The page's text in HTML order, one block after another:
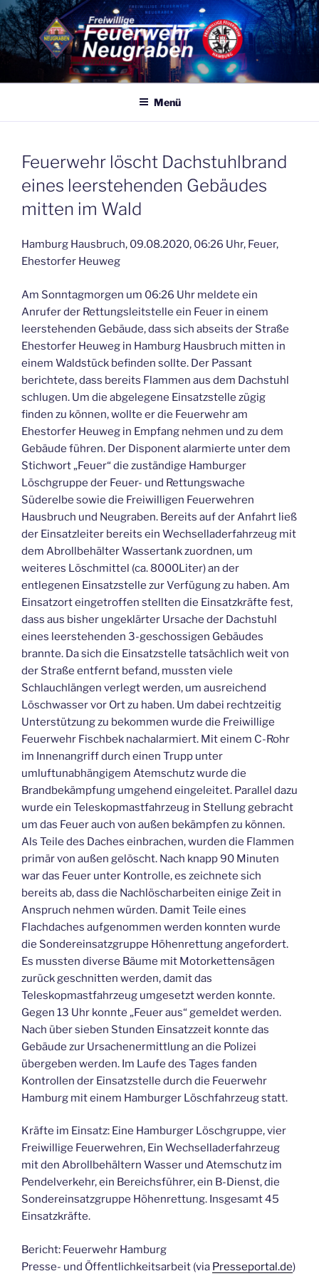
Zum
Inhalt
springen
FF NEUGRABEN
Eine von 86 Freiwilligen Feuerwehren Hamburgs – 365 Tage, 24
Menü
VERÖFFENTLICHT
AM
Feuerwehr löscht Dachstuhlbrand
eines leerstehenden Gebäudes
mitten im Wald
Hamburg Hausbruch, 09.08.2020, 06:26 Uhr, Feuer,
Ehestorfer Heuweg
Am Sonntagmorgen um 06:26 Uhr meldete ein
Anrufer der Rettungsleitstelle ein Feuer in einem
leerstehenden Gebäude, dass sich abseits der Straße
Ehestorfer Heuweg in Hamburg Hausbruch mitten in
einem Waldstück befinden sollte. Der Passant
berichtete, dass bereits Flammen aus dem Dachstuhl
schlugen. Um die abgelegene Einsatzstelle zügig
finden zu können, wollte er die Feuerwehr am
Ehestorfer Heuweg in Empfang nehmen und zu dem
Gebäude führen. Der Disponent alarmierte unter dem
Stichwort „Feuer“ die zuständige Hamburger
Löschgruppe der Feuer- und Rettungswache
Süderelbe sowie die Freiwilligen Feuerwehren
Hausbruch und Neugraben. Bereits auf der Anfahrt ließ
der Einsatzleiter bereits ein Wechselladerfahrzeug mit
dem Abrollbehälter Wassertank zuordnen, um
weiteres Löschmittel (ca. 8000Liter) an der
entlegenen Einsatzstelle zur Verfügung zu haben. Am
Einsatzort eingetroffen stellten die Einsatzkräfte fest,
dass aus bisher ungeklärter Ursache der Dachstuhl
eines leerstehenden 3-geschossigen Gebäudes
brannte. Da sich die Einsatzstelle tatsächlich weit von
der Straße entfernt befand, mussten viele
Schlauchlängen verlegt werden, um ausreichend
Löschwasser vor Ort zu haben. Um dabei rechtzeitig
Unterstützung zu bekommen wurde die Freiwillige
Feuerwehr Fischbek nachalarmiert. Mit einem C-Rohr
im Innenangriff durch einen Trupp unter
umluftunabhängigem Atemschutz wurde die
Brandbekämpfung umgehend eingeleitet. Parallel dazu
wurde ein Teleskopmastfahrzeug in Stellung gebracht
um das Feuer auch von außen bekämpfen zu können.
Als Teile des Daches einbrachen, wurden die Flammen
primär von außen gelöscht. Nach knapp 90 Minuten
war das Feuer unter Kontrolle, es zeichnete sich
bereits ab, dass die Nachlöscharbeiten einige Zeit in
Anspruch nehmen würden. Damit Teile eines
Flachdaches aufgenommen werden konnten wurde
die Sondereinsatzgruppe Höhenrettung angefordert.
Es mussten diverse Bäume mit Motorkettensägen
zurück geschnitten werden, damit das
Teleskopmastfahrzeug umgesetzt werden konnte.
Gegen 13 Uhr konnte „Feuer aus“ gemeldet werden.
Nach über sieben Stunden Einsatzzeit konnte das
Gebäude zur Ursachenermittlung an die Polizei
übergeben werden. Im Laufe des Tages fanden
Kontrollen der Einsatzstelle durch die Feuerwehr
Hamburg mit einem Hamburger Löschfahrzeug statt.
Kräfte im Einsatz: Eine Hamburger Löschgruppe, vier
Freiwillige Feuerwehren, Ein Wechselladerfahrzeug
mit den Abrollbehältern Wasser und Atemschutz im
Pendelverkehr, ein Bereichsführer, ein B-Dienst, die
Sondereinsatzgruppe Höhenrettung. Insgesamt 45
Einsatzkräfte.
Bericht: Feuerwehr Hamburg
Presse- und Öffentlichkeitsarbeit (via Presseportal.de)